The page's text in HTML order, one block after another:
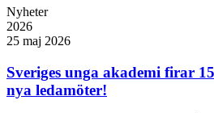
Nyheter
2026
25 maj 2026
Sveriges unga akademi firar
nya ledamöter!